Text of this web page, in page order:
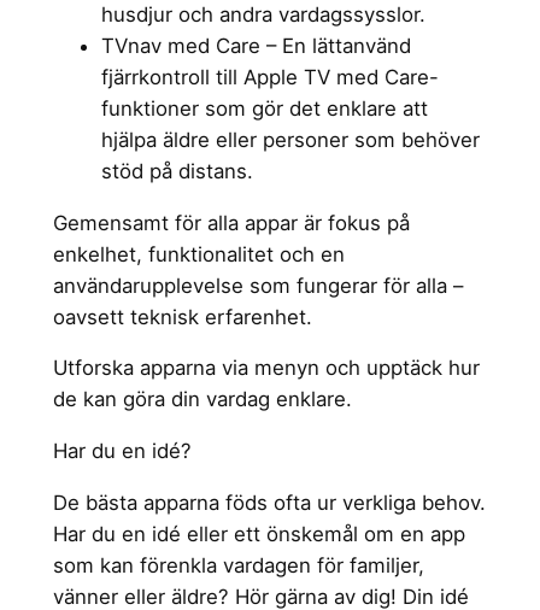
husdjur och andra vardagssysslor.
TVnav med Care – En lättanvänd
fjärrkontroll till Apple TV med Care-
funktioner som gör det enklare att
hjälpa äldre eller personer som behöver
stöd på distans.
Gemensamt för alla appar är fokus på
enkelhet, funktionalitet och en
användarupplevelse som fungerar för alla –
oavsett teknisk erfarenhet.
Utforska apparna via menyn och upptäck hur
de kan göra din vardag enklare.
Har du en idé?
De bästa apparna föds ofta ur verkliga behov.
Har du en idé eller ett önskemål om en app
som kan förenkla vardagen för familjer,
vänner eller äldre? Hör gärna av dig! Din idé